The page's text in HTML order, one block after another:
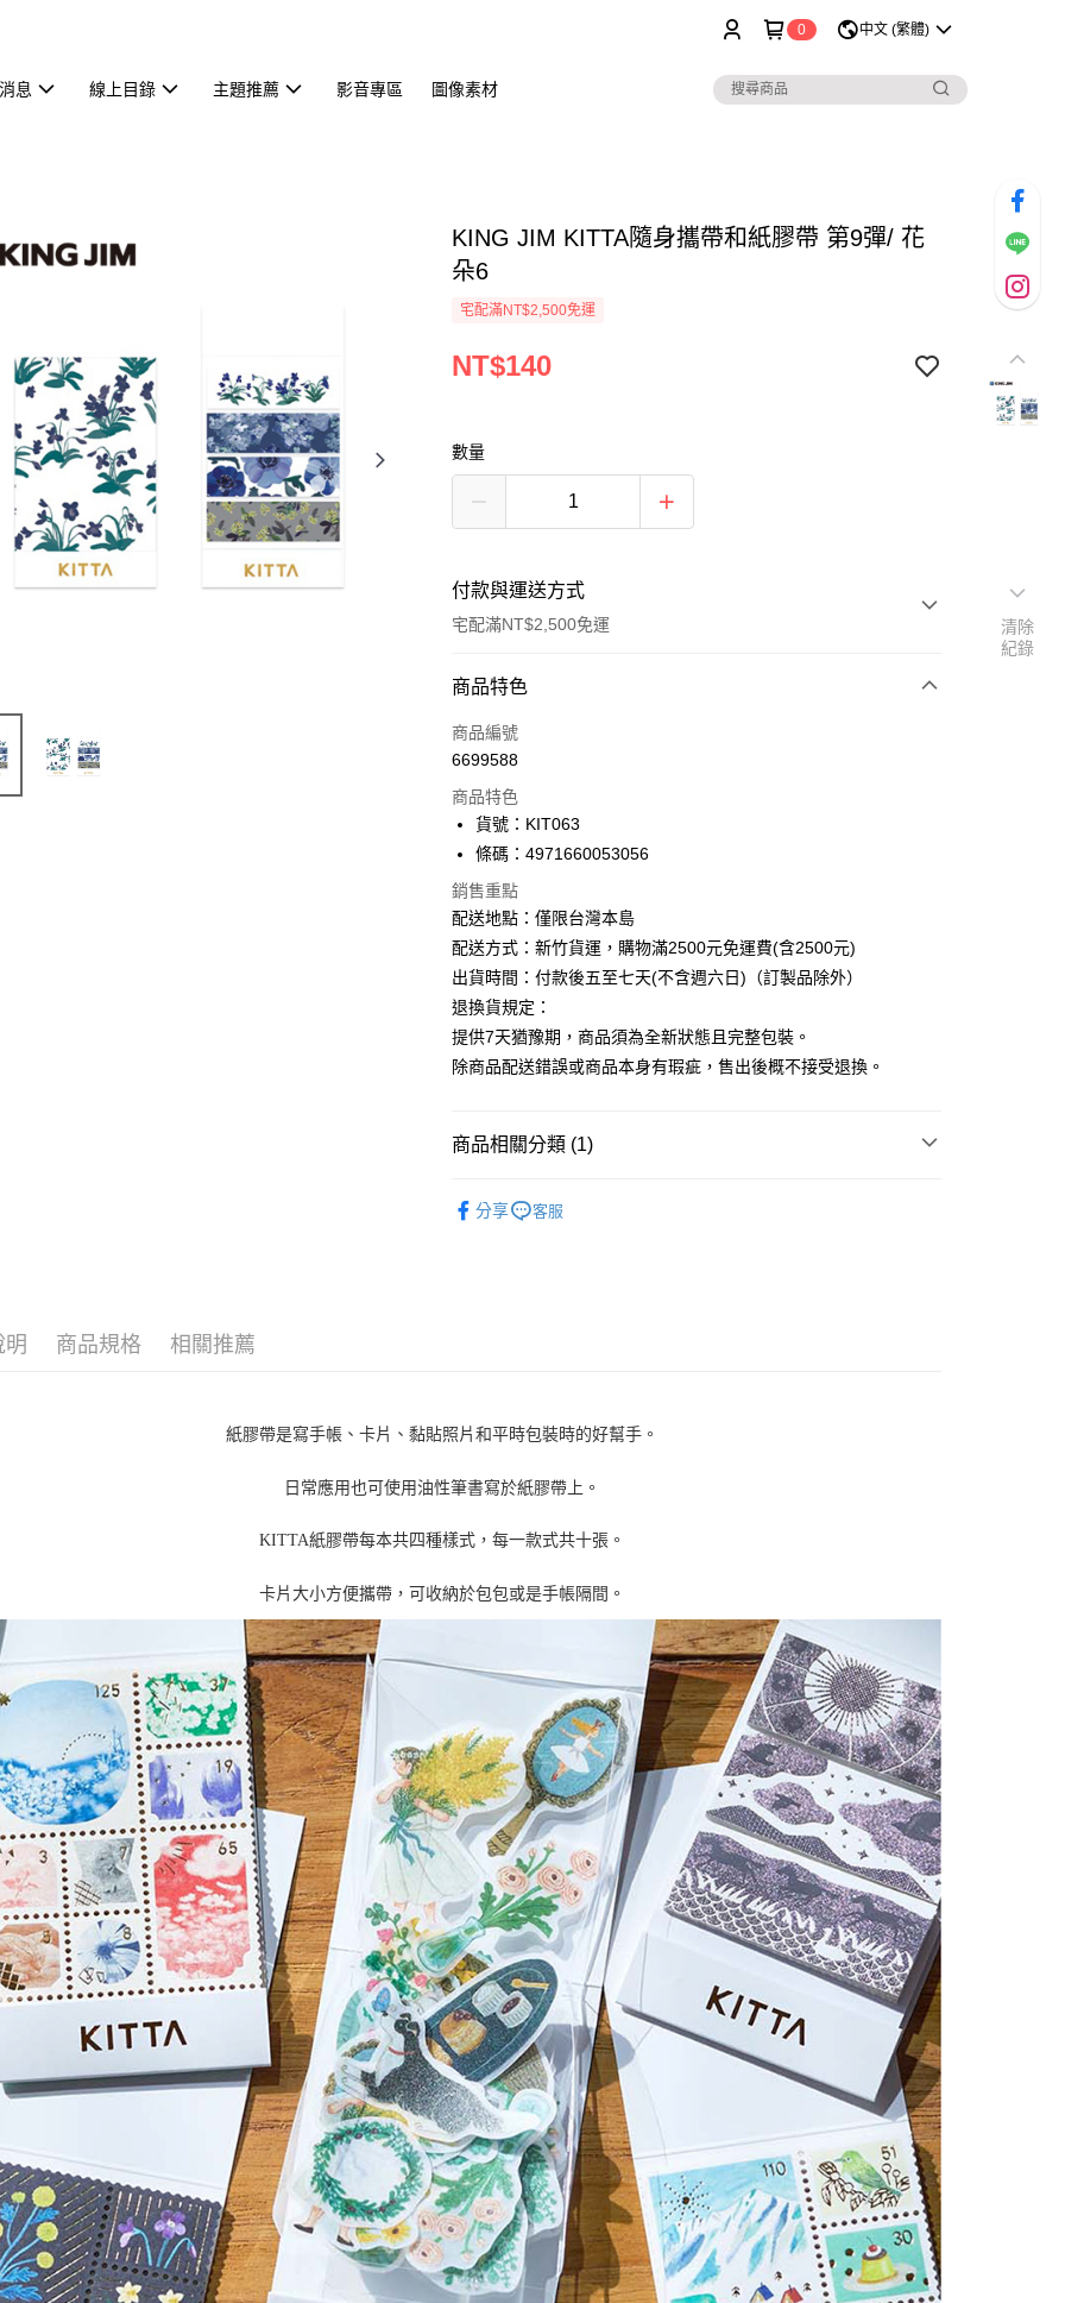
0 中文 (繁體)
息 線上目錄 主題推薦 影音專區 圖像素材
KING JIM KITTA隨身攜帶和紙膠帶 第9彈/ 花
朵6
宅配滿NT$2,500免運
NT$140
數量
付款與運送方式
宅配滿NT$2,500免運
付款方式
信用卡一次付款
街口支付
悠遊付
ATM付款
運送方式
下單前請先詢問庫存
每筆NT$130，滿NT$2,500(含以上)免運費
商品特色
商品編號
6699588
商品特色
貨號：KIT063
條碼：4971660053056
銷售重點
配送地點：僅限台灣本島
配送方式：新竹貨運，購物滿2500元免運費(含2500元)
出貨時間：付款後五至七天(不含週六日)（訂製品除外）
退換貨規定：
提供7天猶豫期，商品須為全新狀態且完整包裝。
除商品配送錯誤或商品本身有瑕疵，售出後概不接受退換。
商品相關分類 (1)
分享
客服
明 商品規格 相關推薦
紙膠帶是寫手帳、卡片、黏貼照片和平時包裝時的好幫手。
日常應用也可使用油性筆書寫於紙膠帶上。
KITTA紙膠帶每本共四種樣式，每一款式共十張。
卡片大小方便攜帶，可收納於包包或是手帳隔間。
清除
紀錄